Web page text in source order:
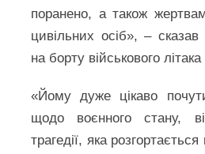
поранено, а також
цивільних осіб», – сказав
на борту військового
«Йому дуже цікаво
щодо воєнного стану,
трагедії, яка